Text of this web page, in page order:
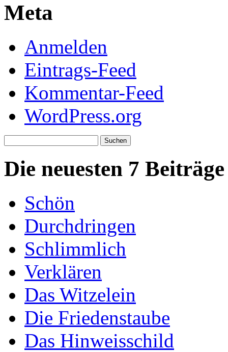
Meta
Anmelden
Eintrags-Feed
Kommentar-Feed
WordPress.org
nach:
Die neuesten 7 Beiträge
Schön
Durchdringen
Schlimmlich
Verklären
Das Witzelein
Die Friedenstaube
Das Hinweisschild